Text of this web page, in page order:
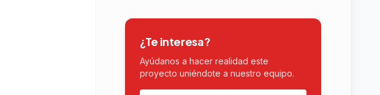
¿Te interesa?
Ayúdanos a hacer realidad este
proyecto uniéndote a nuestro equipo.